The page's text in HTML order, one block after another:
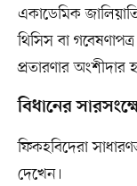
একাডেমিক
থিসিস বা
প্রতারণার অংশীদার
বিধানের
ফিকহবিদেরা
দেখেন।